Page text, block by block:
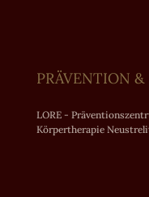
PRÄVENTION
LORE -
Körpertherapie